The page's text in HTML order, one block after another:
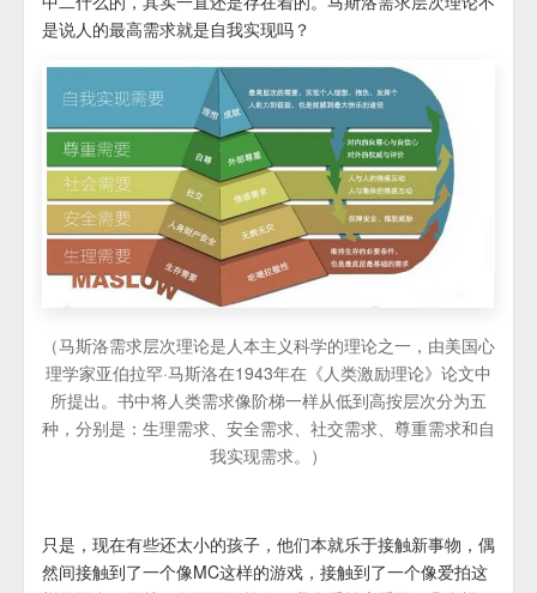
是说人的最高需求就是自我实现吗？
（马斯洛需求层次理论是人本主义科学的理论之一，由美国心
理学家亚伯拉罕·马斯洛在1943年在《人类激励理论》论文中
所提出。书中将人类需求像阶梯一样从低到高按层次分为五
种，分别是：生理需求、安全需求、社交需求、尊重需求和自
我实现需求。）
只是，现在有些还太小的孩子，他们本就乐于接触新事物，偶
然间接触到了一个像MC这样的游戏，接触到了一个像爱拍这